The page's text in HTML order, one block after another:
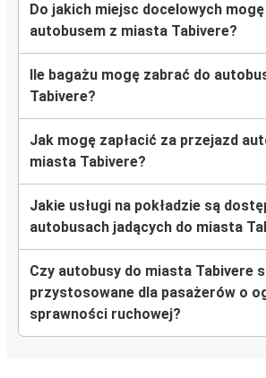
Do jakich miejsc docelowych
autobusem z miasta Tabivere?
Ile bagażu mogę zabrać do
Tabivere?
Jak mogę zapłacić za przejazd
miasta Tabivere?
Jakie usługi na pokładzie są
autobusach jadących do miasta
Czy autobusy do miasta Tabivere
przystosowane dla pasażerów o
sprawności ruchowej?